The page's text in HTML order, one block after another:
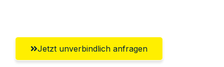
Jetzt unverbindlich anfragen